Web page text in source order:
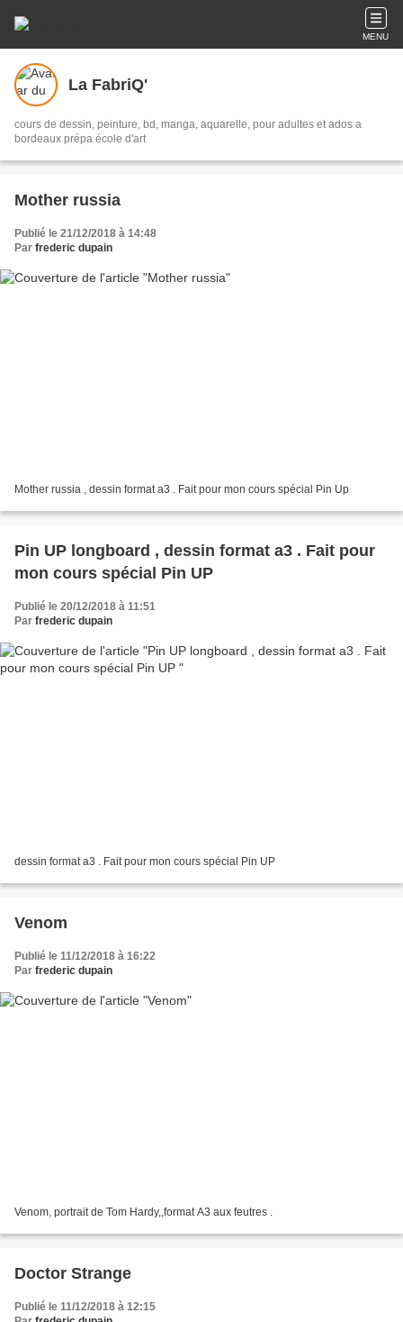
MENU
La FabriQ'
cours de dessin, peinture, bd, manga, aquarelle, pour adultes et ados a
bordeaux prépa école d'art
Mother russia
Publié le 21/12/2018 à 14:48
Par frederic dupain
Mother russia , dessin format a3 . Fait pour mon cours spécial Pin Up
Pin UP longboard , dessin format a3 . Fait pour
mon cours spécial Pin UP
Publié le 20/12/2018 à 11:51
Par frederic dupain
dessin format a3 . Fait pour mon cours spécial Pin UP
Venom
Publié le 11/12/2018 à 16:22
Par frederic dupain
Venom, portrait de Tom Hardy,,format A3 aux feutres .
Doctor Strange
Publié le 11/12/2018 à 12:15